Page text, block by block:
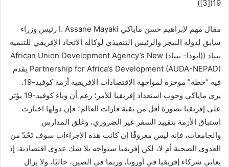
19([3])
مقال مهم لإبراهيم حسن ماياكي I. Assane Mayaki رئيس وزراء
سابق لدولة النيجر والرئيس التنفيذي لوكالة الاتحاد الإفريقي للتنمية
نيباد ((ايودا- نيباد) African Union Development Agency’s New
Partnership for Africa’s Development (AUDA-NEPAD) يقدم
فيه “خطة” موجزة لمواجهة الاقتصادات الإفريقية أزمة كوفيد-19.
يرى ماياكي وجوب استعداد إفريقيا للأمر؛ رغم أن وباء كوفيد-19 يؤثر
على إفريقيا بصورة أقل من بقية قارات العالم؛ فإن دولها اختارت
استباق الأزمة بتقييد السفر غير الضروري، وغلق المدارس
والجامعات، فإنه ليس معروفًا إن كانت هذه الإجراءات سوف تَحُدّ من
العدوى الصحية أم لا، لكن إفريقيا ستواجه بلا شك عدوى اقتصادية. إذ
يعاني شركاء إفريقيا في أوروبا، وربما في الصين، حاليًا، ولا يزال